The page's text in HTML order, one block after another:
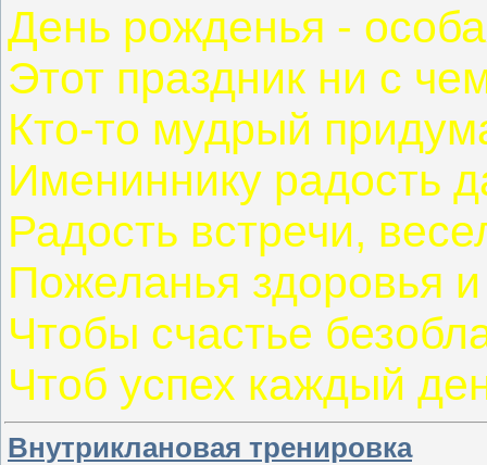
День рожденья -
Этот праздник ни с
Кто-то мудрый
Имениннику радость
Радость встречи,
Пожеланья здоровья
Чтобы счастье
Чтоб успех каждый
Внутриклановая тренировка